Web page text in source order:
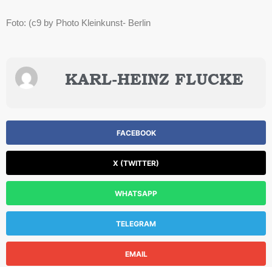
Foto: (c9 by Photo Kleinkunst- Berlin
KARL-HEINZ FLUCKE
FACEBOOK
X (TWITTER)
WHATSAPP
TELEGRAM
EMAIL